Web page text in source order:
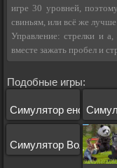
игре 30 уровней,
свиньям, или всё же
Управление: стрелки и
вместе зажать пробел и
Подобные игры:
Симулятор енота
Симулятор Волка